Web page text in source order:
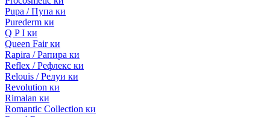
Pupa / Пупа ки
Purederm ки
Q P I ки
Queen Fair ки
Rapira / Рапира ки
Reflex / Рефлекс ки
Relouis / Релуи ки
Revolution ки
Rimalan ки
Romantic Collection ки